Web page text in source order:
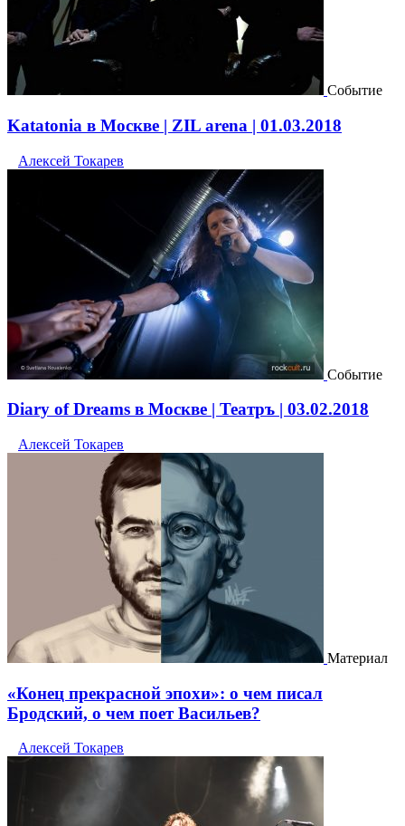
Событие
Katatonia в Москве | ZIL arenа | 01.03.2018
Алексей Токарев
Событие
Diary of Dreams в Москве | Театръ | 03.02.2018
Алексей Токарев
Материал
«Конец прекрасной эпохи»: о чем писал
Бродский, о чем поет Васильев?
Алексей Токарев